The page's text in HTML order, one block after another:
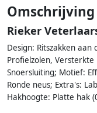
Omschrijving
Rieker
Design: Ritszakken
Profielzolen, Versterkte
Snoersluiting; Motief:
Ronde neus; Extra's:
Hakhoogte: Platte hak